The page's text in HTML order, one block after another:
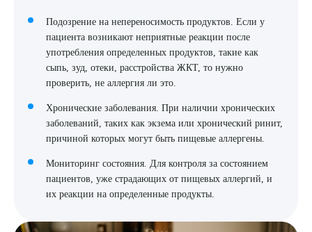
Подозрение на непереносимость продуктов. Если у
пациента возникают неприятные реакции после
употребления определенных продуктов, такие как
сыпь, зуд, отеки, расстройства ЖКТ, то нужно
проверить, не аллергия ли это.
Хронические заболевания. При наличии хронических
заболеваний, таких как экзема или хронический ринит,
причиной которых могут быть пищевые аллергены.
Мониторинг состояния. Для контроля за состоянием
пациентов, уже страдающих от пищевых аллергий, и
их реакции на определенные продукты.